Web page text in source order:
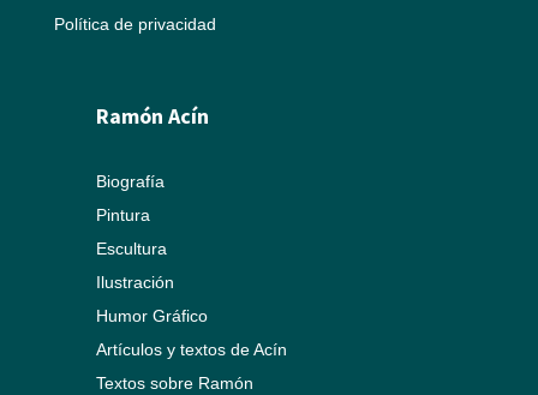
Política de privacidad
Ramón Acín
Biografía
Pintura
Escultura
Ilustración
Humor Gráfico
Artículos y textos de Acín
Textos sobre Ramón